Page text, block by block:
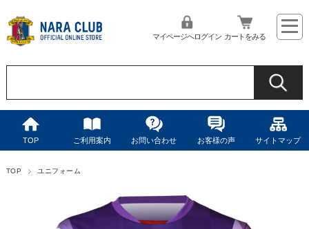
マイページへログイン カートをみる
TOP ご利用案内 お問い合わせ お客様の声 サイトマップ
TOP ユニフォーム